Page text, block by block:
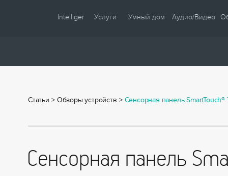
Intelliger
Партнеры
Новости
Видео
Услуги
Монтаж
Настройка
Умный дом
Управление
Климат
Безопасность
Аудио/Видео
Статьи > Обзоры устройств > Cенсорная панель SmartTouch®
Cенсорная панель